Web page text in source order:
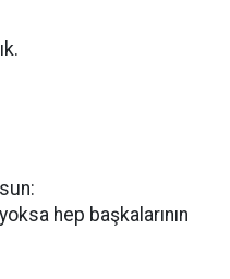
hep başkalarının